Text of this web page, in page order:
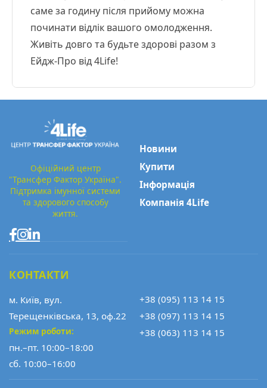
саме за годину після прийому можна
починати відлік вашого омолодження.
Живіть довго та будьте здорові разом з
Ейдж-Про від 4Life!
Офіційний центр
"Трансфер Фактор Україна".
Підтримка імунної системи
та здорового способу
життя.
Новини
Купити
Інформація
Компанія 4Life
КОНТАКТИ
м. Київ, вул.
Терещенківська, 13, оф.22
Режим роботи:
пн.–пт. 10:00–18:00
сб. 10:00–16:00
+38 (095) 113 14 15
+38 (097) 113 14 15
+38 (063) 113 14 15